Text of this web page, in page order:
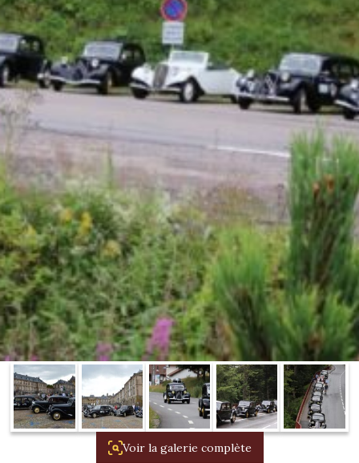
Notre local
La Boutique
L’assurance
Liens
La Revue
Les salons
membres
Bibliographie
Présentation 7
Présentation 11
Présentation 15 six
Evolution 7 et 11 -
1934/1941
Evolution 11 –
1945/1952
Voir la galerie complète